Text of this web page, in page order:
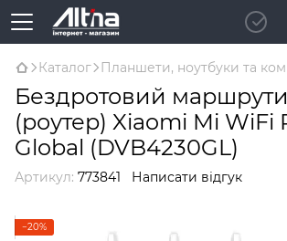
Каталог Планшети, ноутбуки та
Бездротовий
(роутер) Xiaomi Mi WiFi
Global (DVB4230GL)
Артикул: 773841 Написати відгук
−20%